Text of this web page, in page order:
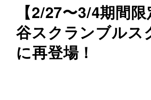
【2/27〜3/4期間
谷スクランブルス
に再登場！